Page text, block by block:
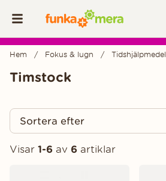
Hem Fokus & lugn Tidshjälpmedel
Timstock
Sortera efter
Visar 1-6 av 6 artiklar